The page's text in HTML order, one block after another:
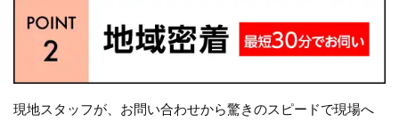
現地スタッフが、お問い合わせから驚きのスピードで現場へ